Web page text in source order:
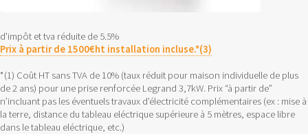
d’impôt et tva réduite de 5.5%
Prix à partir de 1500€ht installation incluse.*(3)
*(1) Coût HT sans TVA de 10% (taux réduit pour maison individuelle de plus
de 2 ans) pour une prise renforcée Legrand 3,7kW. Prix “à partir de”
n’incluant pas les éventuels travaux d’électricité complémentaires (ex : mise à
la terre, distance du tableau eléctrique supérieure à 5 mètres, espace libre
dans le tableau eléctrique, etc.)